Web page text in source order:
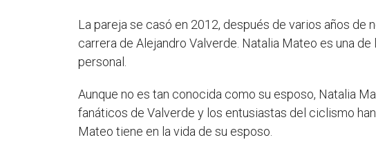
La pareja se casó en 2012, después de varios años
carrera de Alejandro Valverde. Natalia Mateo es una
personal.
Aunque no es tan conocida como su esposo, Natalia
fanáticos de Valverde y los entusiastas del ciclismo
Mateo tiene en la vida de su esposo.